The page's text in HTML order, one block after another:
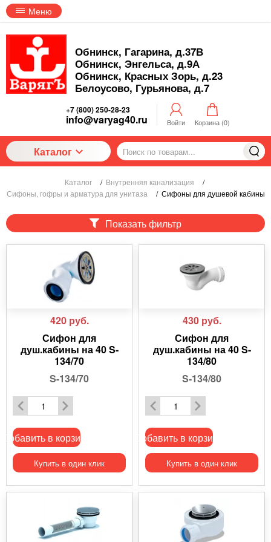
Меню
Обнинск, Гагарина, д.37В
Обнинск, Энгельса, д.9А
Обнинск, Красных Зорь, д.23
Белоусово, Гурьянова, д.7
+7 (800) 250-28-23
info@varyag40.ru Войти Корзина (0)
Каталог
Каталог / Внутренняя канализация
/
Сифоны, гофры и арматура для унитаза
/ Сифоны для душевой кабины
Показать фильтр
420 руб.
Сифон для
душ.кабины на 40 S-
134/70
S-134/70
Добавить в корзину
Купить в один клик
430 руб.
Сифон для
душ.кабины на 40 S-
134/80
S-134/80
Добавить в корзину
Купить в один клик